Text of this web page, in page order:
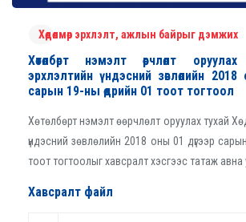
Хөдөлмөр эрхлэлт, ажлын байрыг дэмжих
Хөтөлбөрт нэмэлт өөрчлөлт
эрхлэлтийн үндэсний зөвлөлийн
сарын 19-ны өдрийн 01 тоот тогтоол
Хөтөлбөрт нэмэлт өөрчлөлт оруулах тухай
үндэсний зөвлөлийн 2018 оны 01 дүгээр
тоот тогтоолыг хавсралт хэсгээс татаж авна
Хавсралт файл